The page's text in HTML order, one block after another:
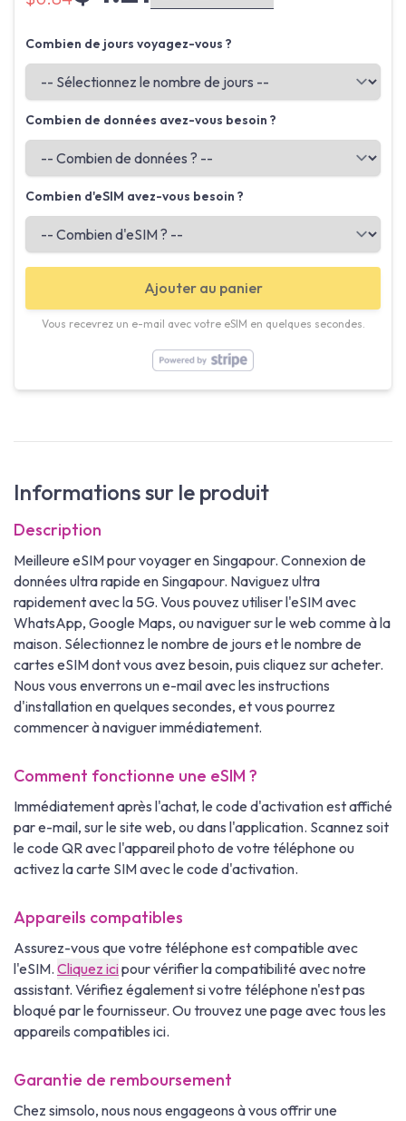
Combien de jours voyagez-vous ?
Combien de données avez-vous besoin ?
Combien d'eSIM avez-vous besoin ?
Ajouter au panier
Vous recevrez un e-mail avec votre eSIM en quelques secondes.
Informations sur le produit
Description
Meilleure eSIM pour voyager en Singapour. Connexion de
données ultra rapide en Singapour. Naviguez ultra
rapidement avec la 5G. Vous pouvez utiliser l'eSIM avec
WhatsApp, Google Maps, ou naviguer sur le web comme à la
maison. Sélectionnez le nombre de jours et le nombre de
cartes eSIM dont vous avez besoin, puis cliquez sur acheter.
Nous vous enverrons un e-mail avec les instructions
d'installation en quelques secondes, et vous pourrez
commencer à naviguer immédiatement.
Comment fonctionne une eSIM ?
Immédiatement après l'achat, le code d'activation est affiché
par e-mail, sur le site web, ou dans l'application. Scannez soit
le code QR avec l'appareil photo de votre téléphone ou
activez la carte SIM avec le code d'activation.
Appareils compatibles
Assurez-vous que votre téléphone est compatible avec
l'eSIM. Cliquez icipour vérifier la compatibilité avec notre
assistant. Vérifiez également si votre téléphone n'est pas
bloqué par le fournisseur. Ou trouvez une page avec tous les
appareils compatibles ici.
Garantie de remboursement
Chez simsolo, nous nous engageons à vous offrir une